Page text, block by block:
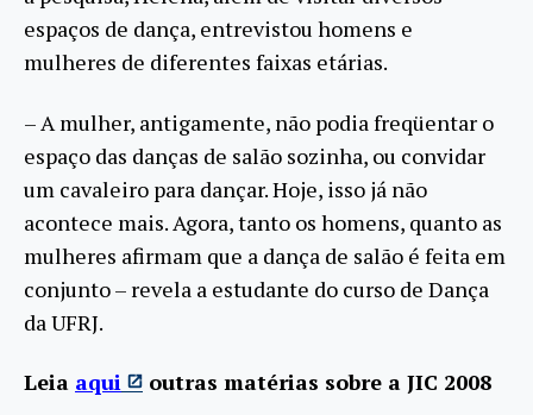
espaços de dança, entrevistou homens e
mulheres de diferentes faixas etárias.
– A mulher, antigamente, não podia freqüentar o
espaço das danças de salão sozinha, ou convidar
um cavaleiro para dançar. Hoje, isso já não
acontece mais. Agora, tanto os homens, quanto as
mulheres afirmam que a dança de salão é feita em
conjunto – revela a estudante do curso de Dança
da UFRJ.
Leia aqui outras matérias sobre a JIC 2008